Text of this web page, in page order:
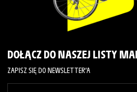
DOŁĄCZ DO NASZEJ LISTY
ZAPISZ SIĘ DO NEWSLETTER’A